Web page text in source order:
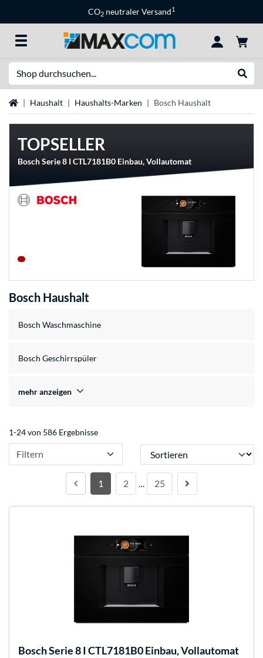
CO2 neutraler Versand1
StartseiteHaushalt Haushalts-Marken Bosch Haushalt
TOPSELLER
Bosch Serie 8 I CTL7181B0 Einbau, Vollautomat
Bosch Haushalt
Bosch Waschmaschine
Bosch Geschirrspüler
mehr anzeigen
1-24 von 586 Ergebnisse
Filtern Sortieren
1 2 … 25
BoschSerie 8 I CTL7181B0 Einbau, Vollautomat